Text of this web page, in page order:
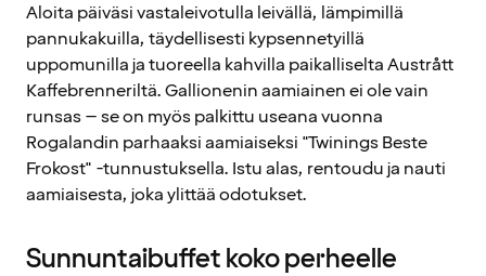
Aloita päiväsi vastaleivotulla leivällä, lämpimillä
pannukakuilla, täydellisesti kypsennetyillä
uppomunilla ja tuoreella kahvilla paikalliselta Austrått
Kaffebrenneriltä. Gallionenin aamiainen ei ole vain
runsas – se on myös palkittu useana vuonna
Rogalandin parhaaksi aamiaiseksi "Twinings Beste
Frokost" -tunnustuksella. Istu alas, rentoudu ja nauti
aamiaisesta, joka ylittää odotukset.
Sunnuntaibuffet koko perheelle